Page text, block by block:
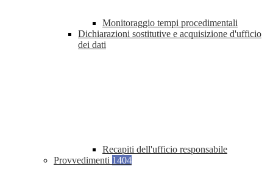
Monitoraggio tempi procedimentali
Dichiarazioni sostitutive e acquisizione d'ufficio
dei dati
Recapiti dell'ufficio responsabile
Provvedimenti 1404